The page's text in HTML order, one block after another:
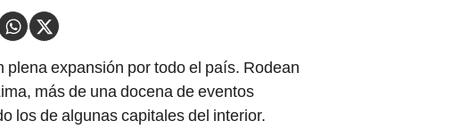
expansión por todo el país. Rodean
más de una docena de eventos
los de algunas capitales del interior.